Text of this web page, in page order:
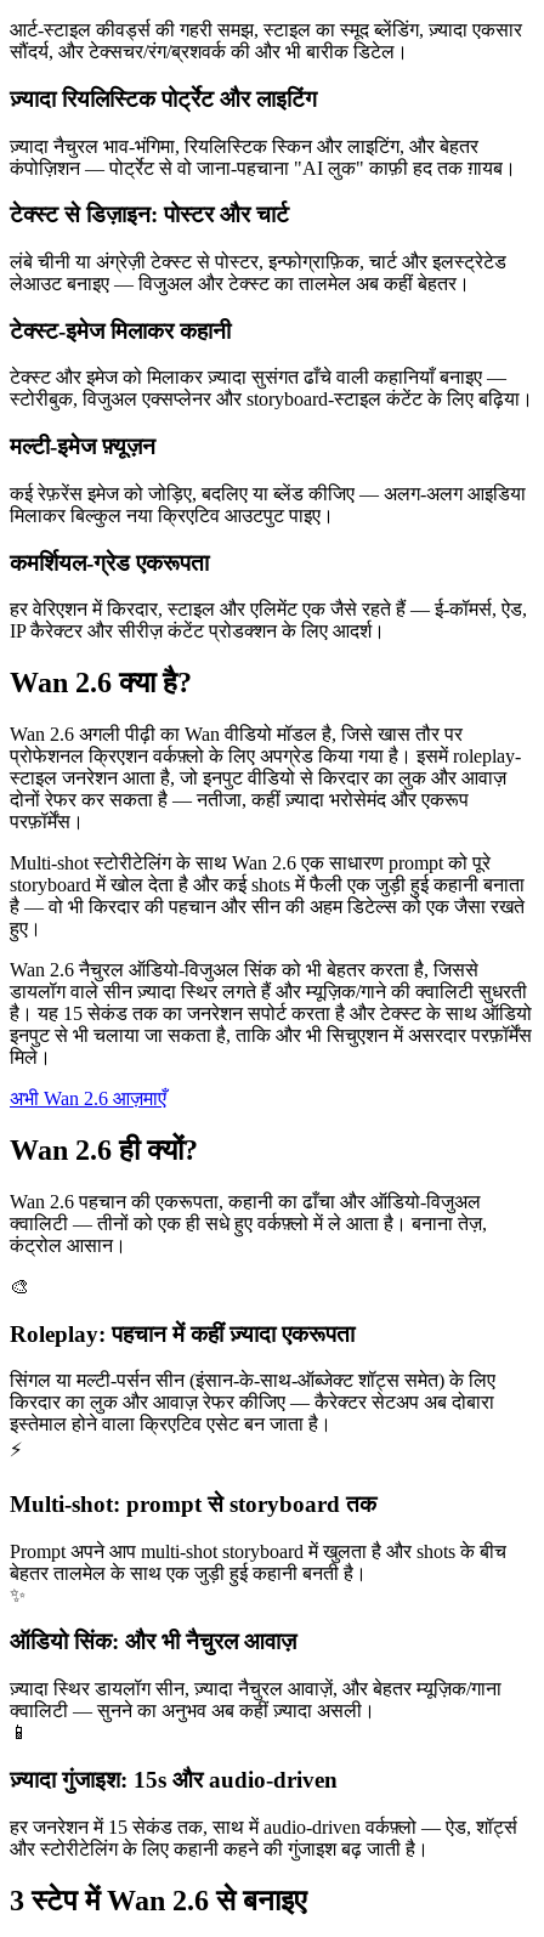
आर्ट-स्टाइल कीवर्ड्स की गहरी समझ, स्टाइल का स्मूद ब्लेंडिंग, ज़्यादा एकसार
सौंदर्य, और टेक्सचर/रंग/ब्रशवर्क की और भी बारीक डिटेल।
ज़्यादा रियलिस्टिक पोर्ट्रेट और लाइटिंग
ज़्यादा नैचुरल भाव-भंगिमा, रियलिस्टिक स्किन और लाइटिंग, और बेहतर
कंपोज़िशन — पोर्ट्रेट से वो जाना-पहचाना "AI लुक" काफ़ी हद तक ग़ायब।
टेक्स्ट से डिज़ाइन: पोस्टर और चार्ट
लंबे चीनी या अंग्रेज़ी टेक्स्ट से पोस्टर, इन्फोग्राफ़िक, चार्ट और इलस्ट्रेटेड
लेआउट बनाइए — विजुअल और टेक्स्ट का तालमेल अब कहीं बेहतर।
टेक्स्ट-इमेज मिलाकर कहानी
टेक्स्ट और इमेज को मिलाकर ज़्यादा सुसंगत ढाँचे वाली कहानियाँ बनाइए —
स्टोरीबुक, विजुअल एक्सप्लेनर और storyboard-स्टाइल कंटेंट के लिए बढ़िया।
मल्टी-इमेज फ़्यूज़न
कई रेफ़रेंस इमेज को जोड़िए, बदलिए या ब्लेंड कीजिए — अलग-अलग आइडिया
मिलाकर बिल्कुल नया क्रिएटिव आउटपुट पाइए।
कमर्शियल-ग्रेड एकरूपता
हर वेरिएशन में किरदार, स्टाइल और एलिमेंट एक जैसे रहते हैं — ई-कॉमर्स, ऐड,
IP कैरेक्टर और सीरीज़ कंटेंट प्रोडक्शन के लिए आदर्श।
Wan 2.6 क्या है?
Wan 2.6 अगली पीढ़ी का Wan वीडियो मॉडल है, जिसे खास तौर पर
प्रोफेशनल क्रिएशन वर्कफ़्लो के लिए अपग्रेड किया गया है। इसमें roleplay-
स्टाइल जनरेशन आता है, जो इनपुट वीडियो से किरदार का लुक और आवाज़
दोनों रेफर कर सकता है — नतीजा, कहीं ज़्यादा भरोसेमंद और एकरूप
परफ़ॉर्मेंस।
Multi-shot स्टोरीटेलिंग के साथ Wan 2.6 एक साधारण prompt को पूरे
storyboard में खोल देता है और कई shots में फैली एक जुड़ी हुई कहानी बनाता
है — वो भी किरदार की पहचान और सीन की अहम डिटेल्स को एक जैसा रखते
हुए।
Wan 2.6 नैचुरल ऑडियो-विजुअल सिंक को भी बेहतर करता है, जिससे
डायलॉग वाले सीन ज़्यादा स्थिर लगते हैं और म्यूज़िक/गाने की क्वालिटी सुधरती
है। यह 15 सेकंड तक का जनरेशन सपोर्ट करता है और टेक्स्ट के साथ ऑडियो
इनपुट से भी चलाया जा सकता है, ताकि और भी सिचुएशन में असरदार परफ़ॉर्मेंस
मिले।
अभी Wan 2.6 आज़माएँ
Wan 2.6 ही क्यों?
Wan 2.6 पहचान की एकरूपता, कहानी का ढाँचा और ऑडियो-विजुअल
क्वालिटी — तीनों को एक ही सधे हुए वर्कफ़्लो में ले आता है। बनाना तेज़,
कंट्रोल आसान।
🎨
Roleplay: पहचान में कहीं ज़्यादा एकरूपता
सिंगल या मल्टी-पर्सन सीन (इंसान-के-साथ-ऑब्जेक्ट शॉट्स समेत) के लिए
किरदार का लुक और आवाज़ रेफर कीजिए — कैरेक्टर सेटअप अब दोबारा
इस्तेमाल होने वाला क्रिएटिव एसेट बन जाता है।
⚡
Multi-shot: prompt से storyboard तक
Prompt अपने आप multi-shot storyboard में खुलता है और shots के बीच
बेहतर तालमेल के साथ एक जुड़ी हुई कहानी बनती है।
✨
ऑडियो सिंक: और भी नैचुरल आवाज़
ज़्यादा स्थिर डायलॉग सीन, ज़्यादा नैचुरल आवाज़ें, और बेहतर म्यूज़िक/गाना
क्वालिटी — सुनने का अनुभव अब कहीं ज़्यादा असली।
📱
ज़्यादा गुंजाइश: 15s और audio-driven
हर जनरेशन में 15 सेकंड तक, साथ में audio-driven वर्कफ़्लो — ऐड, शॉर्ट्स
और स्टोरीटेलिंग के लिए कहानी कहने की गुंजाइश बढ़ जाती है।
3 स्टेप में Wan 2.6 से बनाइए